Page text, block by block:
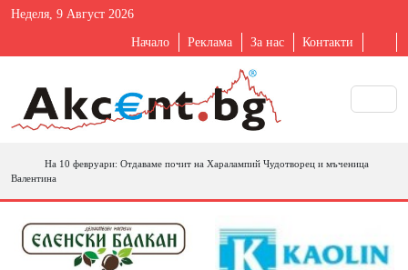
Неделя, 9 Август 2026
Начало Реклама За нас Контакти
На 10 февруари: Отдаваме почит на Харалампий Чудотворец и мъченица
Валентина